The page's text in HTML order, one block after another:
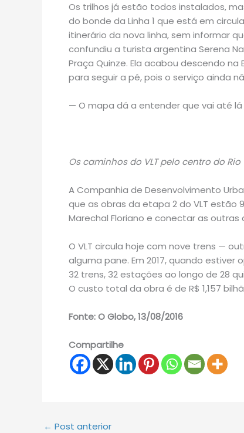
Os trilhos já estão todos instalados,
do bonde da Linha 1 que está em
itinerário da nova linha, sem informar
confundiu a turista argentina Serena
Praça Quinze. Ela acabou descendo
para seguir a pé, pois o serviço ainda
— O mapa dá a entender que vai até
Os caminhos do VLT pelo centro do Rio
A Companhia de Desenvolvimento
que as obras da etapa 2 do VLT estão
Marechal Floriano e conectar as outras
O VLT circula hoje com nove trens —
alguma pane. Em 2017, quando
32 trens, 32 estações ao longo de 28
O custo total da obra é de R$ 1,157
Fonte: O Globo, 13/08/2016
Compartilhe
← Post anterior